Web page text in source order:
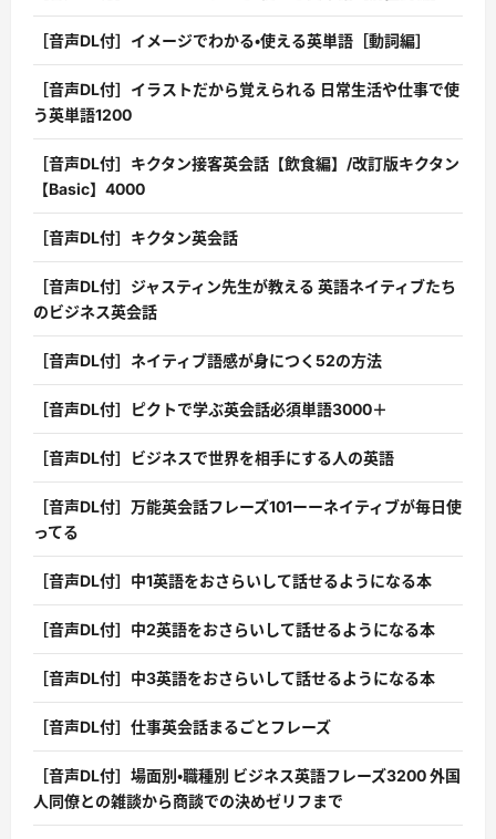
［音声DL付］イメージでわかる・使える英単語［動詞編］
［音声DL付］イラストだから覚えられる 日常生活や仕事で使
う英単語1200
［音声DL付］キクタン接客英会話【飲食編】/改訂版キクタン
【Basic】4000
［音声DL付］キクタン英会話
［音声DL付］ジャスティン先生が教える 英語ネイティブたち
のビジネス英会話
［音声DL付］ネイティブ語感が身につく52の方法
［音声DL付］ピクトで学ぶ英会話必須単語3000＋
［音声DL付］ビジネスで世界を相手にする人の英語
［音声DL付］万能英会話フレーズ101ーーネイティブが毎日使
ってる
［音声DL付］中1英語をおさらいして話せるようになる本
［音声DL付］中2英語をおさらいして話せるようになる本
［音声DL付］中3英語をおさらいして話せるようになる本
［音声DL付］仕事英会話まるごとフレーズ
［音声DL付］場面別・職種別 ビジネス英語フレーズ3200 外国
人同僚との雑談から商談での決めゼリフまで